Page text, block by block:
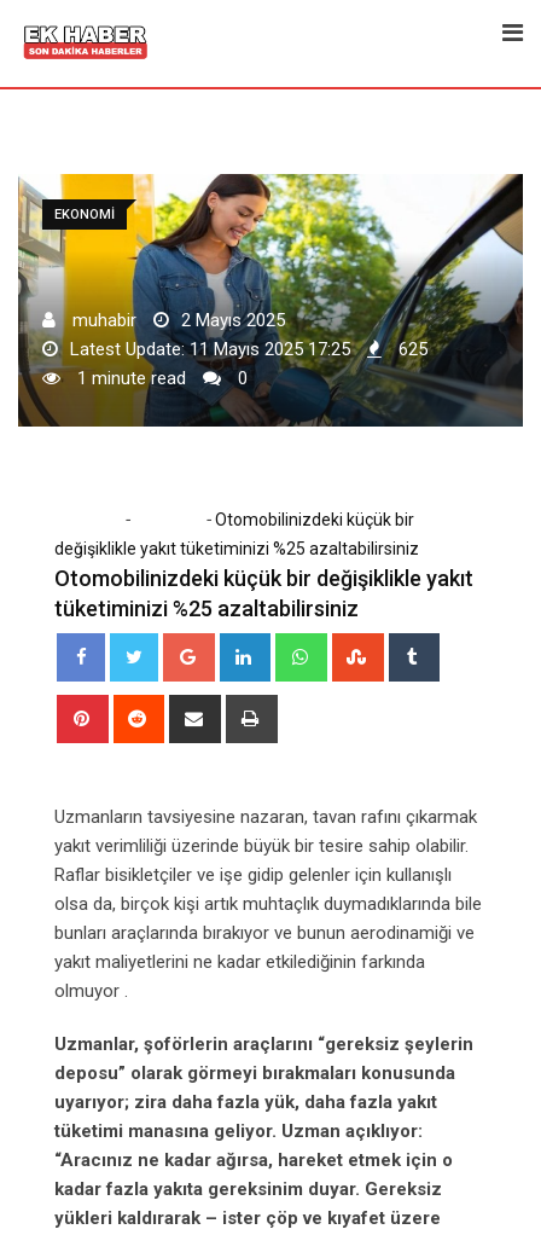
EKONOMI
muhabir
2 Mayıs 2025
Latest Update: 11 Mayıs 2025 17:25
625
1 minute read
0
- -Otomobilinizdeki küçük bir
değişiklikle yakıt tüketiminizi %25 azaltabilirsiniz
Otomobilinizdeki küçük bir değişiklikle yakıt
tüketiminizi %25 azaltabilirsiniz
Google+ LinkedIn WhatsappStumbleUpon
Pinterest Reddit
Share
Uzmanların tavsiyesine nazaran, tavan rafını çıkarmak
yakıt verimliliği üzerinde büyük bir tesire sahip olabilir.
Raflar bisikletçiler ve işe gidip gelenler için kullanışlı
olsa da, birçok kişi artık muhtaçlık duymadıklarında bile
bunları araçlarında bırakıyor ve bunun aerodinamiği ve
yakıt maliyetlerini ne kadar etkilediğinin farkında
olmuyor .
Uzmanlar, şoförlerin araçlarını “gereksiz şeylerin
deposu” olarak görmeyi bırakmaları konusunda
uyarıyor; zira daha fazla yük, daha fazla yakıt
tüketimi manasına geliyor. Uzman açıklıyor:
“Aracınız ne kadar ağırsa, hareket etmek için o
kadar fazla yakıta gereksinim duyar. Gereksiz
yükleri kaldırarak – ister çöp ve kıyafet üzere